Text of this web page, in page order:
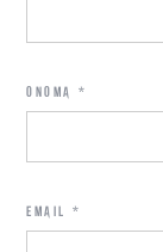
ΌΝΟΜΑ *
EMAIL *